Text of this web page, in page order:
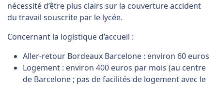
nécessité d’être plus clairs sur la couverture accident
du travail souscrite par le lycée.
Concernant la logistique d’accueil :
Aller-retour Bordeaux Barcelone : environ 60 euros
Logement : environ 400 euros par mois (au centre
de Barcelone ; pas de facilités de logement avec le